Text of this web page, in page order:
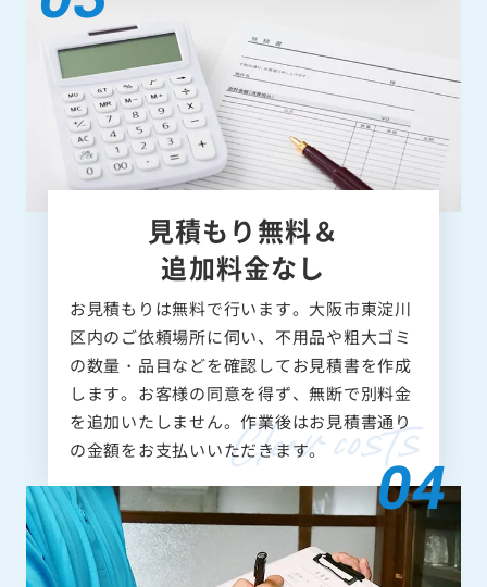
見積もり無料＆
追加料金なし
お見積もりは無料で行います。大阪市東淀川
区内のご依頼場所に伺い、不用品や粗大ゴミ
の数量・品目などを確認してお見積書を作成
します。お客様の同意を得ず、無断で別料金
を追加いたしません。作業後はお見積書通り
の金額をお支払いいただきます。